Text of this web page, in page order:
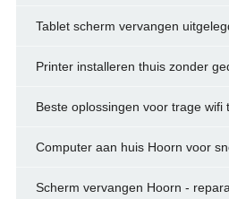
Tablet scherm vervangen
Printer installeren thuis zonder
Beste oplossingen voor trage wifi
Computer aan huis Hoorn voor
Scherm vervangen Hoorn -